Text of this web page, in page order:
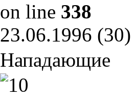
on line 338
23.06.1996 (30)
Нападающие